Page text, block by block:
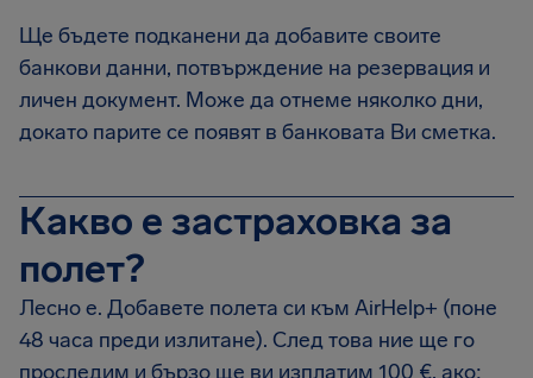
Ще бъдете подканени да добавите своите
банкови данни, потвърждение на резервация и
личен документ. Може да отнеме няколко дни,
докато парите се появят в банковата Ви сметка.
Какво е застраховка за
полет?
Лесно е. Добавете полета си към AirHelp+ (поне
48 часа преди излитане). След това ние ще го
проследим и бързо ще ви изплатим 100 €, ако: